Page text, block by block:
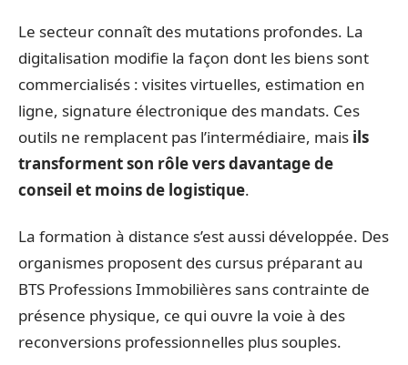
Le secteur connaît des mutations profondes. La
digitalisation modifie la façon dont les biens sont
commercialisés : visites virtuelles, estimation en
ligne, signature électronique des mandats. Ces
outils ne remplacent pas l’intermédiaire, mais ils
transforment son rôle vers davantage de
conseil et moins de logistique.
La formation à distance s’est aussi développée. Des
organismes proposent des cursus préparant au
BTS Professions Immobilières sans contrainte de
présence physique, ce qui ouvre la voie à des
reconversions professionnelles plus souples.